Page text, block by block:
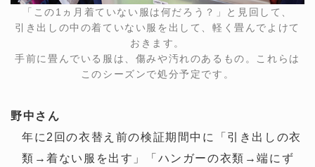
「この1ヵ月着ていない服は何だろう？」と見回して、
引き出しの中の着ていない服を出して、軽く畳んでよけて
おきます。
手前に畳んでいる服は、傷みや汚れのあるもの。これらは
このシーズンで処分予定です。
野中さん
年に2回の衣替え前の検証期間中に「引き出しの衣
類→着ない服を出す」「ハンガーの衣類→端にず